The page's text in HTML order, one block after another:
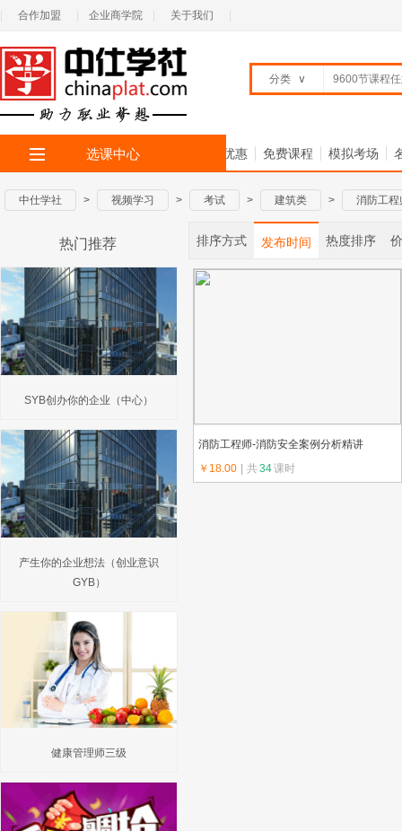
合作加盟 企业商学院 关于我们
分类 ∨
选课中心
首 页 全部专题 限时优惠 免费课程 模拟考场
中仕学社 > 视频学习 > 考试 > 建筑类 > 消防工程
热门推荐
SYB创办你的企业（中心）
产生你的企业想法（创业意识
GYB）
健康管理师三级
排序方式 发布时间 热度排序
消防工程师-消防安全案例分析精讲
￥18.00
共34课时